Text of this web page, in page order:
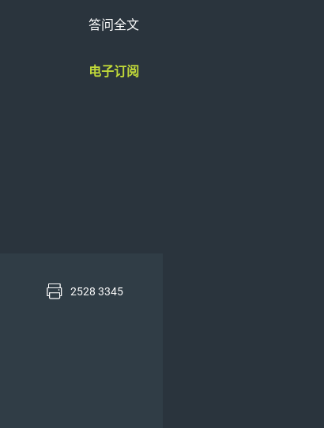
答问全文
电子订阅
2528 3345